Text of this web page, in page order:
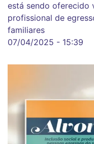
está sendo oferecido
profissional de
familiares
07/04/2025 - 15:39